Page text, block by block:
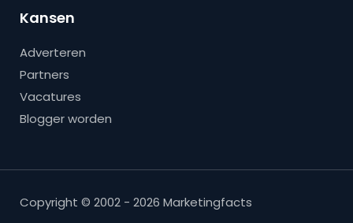
Kansen
Adverteren
Partners
Vacatures
Blogger worden
Copyright © 2002 - 2026 Marketingfacts